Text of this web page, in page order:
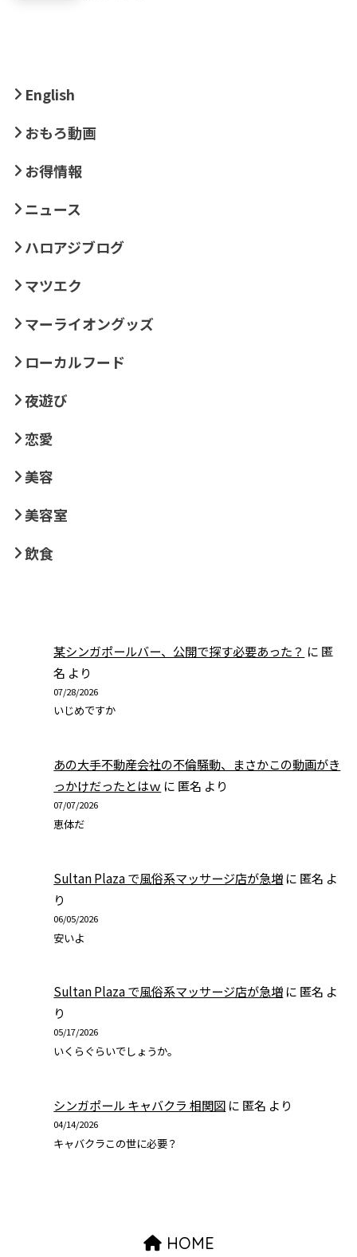
English
おもろ動画
お得情報
ニュース
ハロアジブログ
マツエク
マーライオングッズ
ローカルフード
夜遊び
恋愛
美容
美容室
飲食
某シンガポールバー、公開で探す必要あった？ に 匿
名 より
07/28/2026
いじめですか
あの大手不動産会社の不倫騒動、まさかこの動画がき
っかけだったとはｗ に 匿名 より
07/07/2026
恵体だ
Sultan Plaza で風俗系マッサージ店が急増 に 匿名 よ
り
06/05/2026
安いよ
Sultan Plaza で風俗系マッサージ店が急増 に 匿名 よ
り
05/17/2026
いくらぐらいでしょうか。
シンガポール キャバクラ 相関図 に 匿名 より
04/14/2026
キャバクラこの世に必要？
HOME